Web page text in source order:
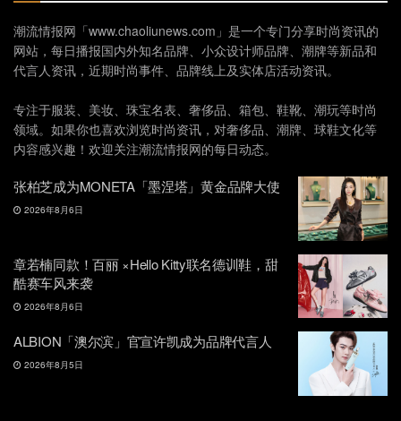
潮流情报网「www.chaoliunews.com」是一个专门分享时尚资讯的
网站，每日播报国内外知名品牌、小众设计师品牌、潮牌等新品和
代言人资讯，近期时尚事件、品牌线上及实体店活动资讯。
专注于服装、美妆、珠宝名表、奢侈品、箱包、鞋靴、潮玩等时尚
领域。如果你也喜欢浏览时尚资讯，对奢侈品、潮牌、球鞋文化等
内容感兴趣！欢迎关注潮流情报网的每日动态。
张柏芝成为MONETA「墨涅塔」黄金品牌大使
2026年8月6日
章若楠同款！百丽 ×Hello Kitty联名德训鞋，甜
酷赛车风来袭
2026年8月6日
ALBION「澳尔滨」官宣许凯成为品牌代言人
2026年8月5日